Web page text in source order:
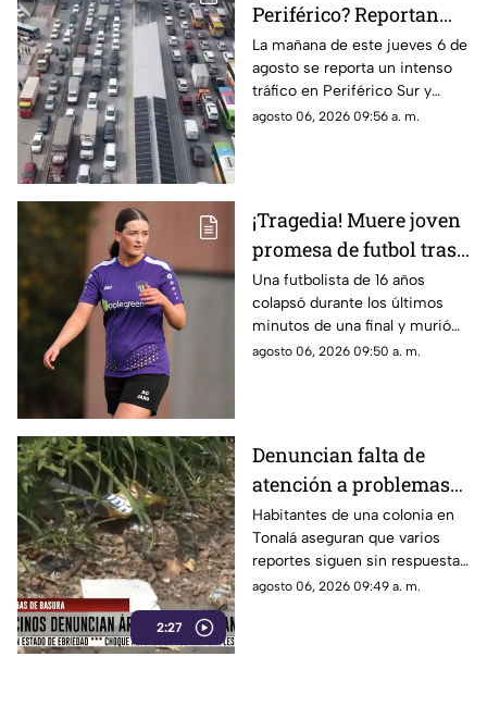
Periférico? Reportan
intensa carga
vehicular
La mañana de este jueves 6 de
agosto se reporta un intenso
tráfico en Periférico Sur y
avenida López Mateos; ¿cuál
agosto 06, 2026 09:56 a. m.
¡Tragedia! Muere joven
promesa de futbol tras
colapsar en los últimos
minutos de una final
Una futbolista de 16 años
colapsó durante los últimos
minutos de una final y murió
en el hospital; su padre
agosto 06, 2026 09:50 a. m.
2:27
Denuncian falta de
atención a problemas
de basura, maleza y
daños en Loma Dorada
de Tonalá
Habitantes de una colonia en
Tonalá aseguran que varios
reportes siguen sin respuesta
y piden atención ante las
agosto 06, 2026 09:49 a. m.